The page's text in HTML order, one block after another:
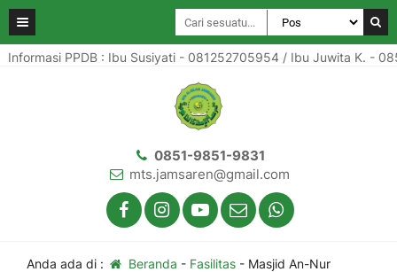
PPDB : Ibu Susiyati - 081252705954 / Ibu Juwita K. -
0851-9851-9831
mts.jamsaren@gmail.com
Anda ada di : Beranda - Fasilitas- Masjid An-Nur